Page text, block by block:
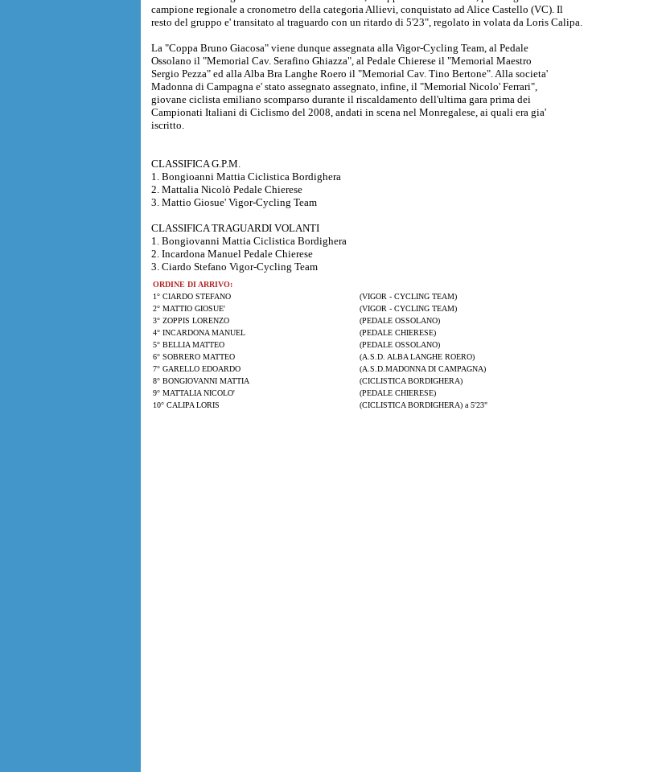
campione regionale a cronometro della categoria Allievi, conquistato ad Alice Castello (VC). Il
resto del gruppo e' transitato al traguardo con un ritardo di 5'23", regolato in volata da Loris Calipa.
La "Coppa Bruno Giacosa" viene dunque assegnata alla Vigor-Cycling Team, al Pedale
Ossolano il "Memorial Cav. Serafino Ghiazza", al Pedale Chierese il "Memorial Maestro
Sergio Pezza" ed alla Alba Bra Langhe Roero il "Memorial Cav. Tino Bertone". Alla societa'
Madonna di Campagna e' stato assegnato assegnato, infine, il "Memorial Nicolo' Ferrari",
giovane ciclista emiliano scomparso durante il riscaldamento dell'ultima gara prima dei
Campionati Italiani di Ciclismo del 2008, andati in scena nel Monregalese, ai quali era gia'
iscritto.
CLASSIFICA G.P.M.
1. Bongioanni Mattia Ciclistica Bordighera
2. Mattalia Nicolò Pedale Chierese
3. Mattio Giosue' Vigor-Cycling Team
CLASSIFICA TRAGUARDI VOLANTI
1. Bongiovanni Mattia Ciclistica Bordighera
2. Incardona Manuel Pedale Chierese
3. Ciardo Stefano Vigor-Cycling Team
ORDINE DI ARRIVO:
1° CIARDO STEFANO
(VIGOR - CYCLING TEAM)
2° MATTIO GIOSUE'
(VIGOR - CYCLING TEAM)
3° ZOPPIS LORENZO
(PEDALE OSSOLANO)
4° INCARDONA MANUEL
(PEDALE CHIERESE)
5° BELLIA MATTEO
(PEDALE OSSOLANO)
6° SOBRERO MATTEO
(A.S.D. ALBA LANGHE ROERO)
7° GARELLO EDOARDO
(A.S.D.MADONNA DI CAMPAGNA)
8° BONGIOVANNI MATTIA
(CICLISTICA BORDIGHERA)
9° MATTALIA NICOLO'
(PEDALE CHIERESE)
10° CALIPA LORIS
(CICLISTICA BORDIGHERA) a 5'23"